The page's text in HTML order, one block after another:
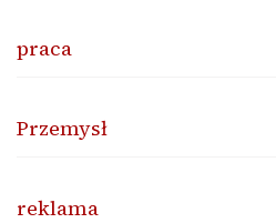
praca
Przemysł
reklama